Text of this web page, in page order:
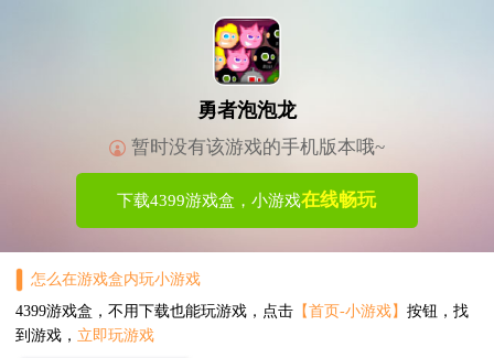
勇者泡泡龙
暂时没有该游戏的手机版本哦~
下载4399游戏盒，小游戏在线畅玩
怎么在游戏盒内玩小游戏
4399游戏盒，不用下载也能玩游戏，点击【首页-小游戏】 按钮，找
到游戏， 立即玩游戏